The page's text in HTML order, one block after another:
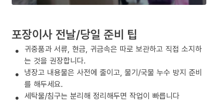
포장이사 전날/당일 준비 팁
귀중품과 서류, 현금, 귀금속은 따로 보관하고 직접 소지하
는 것을 권장합니다.
냉장고 내용물은 사전에 줄이고, 물기/국물 누수 방지 준비
를 해두세요.
세탁물/침구는 분리해 정리해두면 작업이 빠릅니다